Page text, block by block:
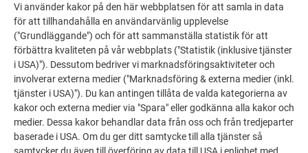
TILL PROVBESTÄLLNINGEN
Vi använder kakor på den här webbplatsen för att samla in data
för att tillhandahålla en användarvänlig upplevelse
("Grundläggande") och för att sammanställa statistik för att
förbättra kvaliteten på vår webbplats ("Statistik (inklusive tjänster
i USA)"). Dessutom bedriver vi marknadsföringsaktiviteter och
involverar externa medier ("Marknadsföring & externa medier (inkl.
tjänster i USA)"). Du kan antingen tillåta de valda kategorierna av
kakor och externa medier via "Spara" eller godkänna alla kakor och
medier. Dessa kakor behandlar data från oss och från tredjeparter
baserade i USA. Om du ger ditt samtycke till alla tjänster så